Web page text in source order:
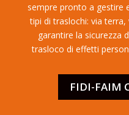
sempre pronto a gestire
tipi di traslochi: via
garantire la sicurezza
trasloco di effetti
FIDI-FAIM